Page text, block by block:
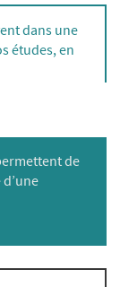
dans une
études, en
de